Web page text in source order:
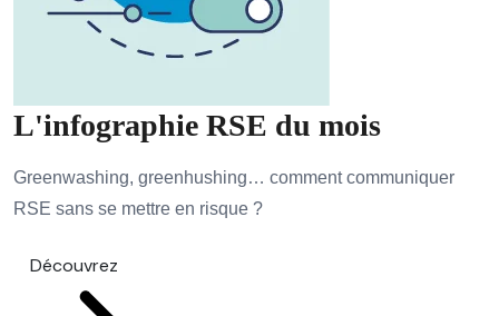
L'infographie RSE du mois
Greenwashing, greenhushing… comment communiquer
RSE sans se mettre en risque ?
Découvrez